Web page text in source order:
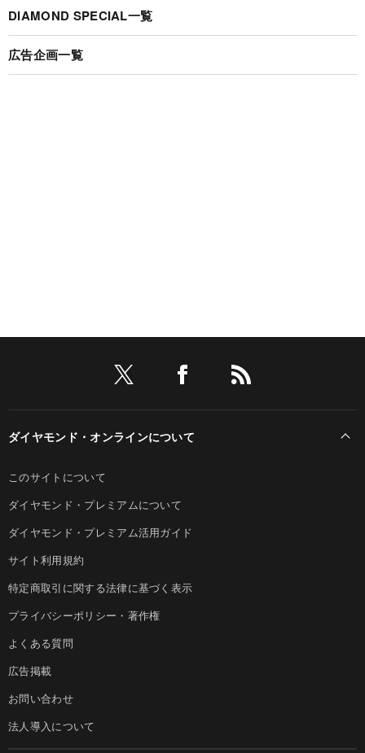
DIAMOND SPECIAL一覧
広告企画一覧
ダイヤモンド・オンラインについて
このサイトについて
ダイヤモンド・プレミアムについて
ダイヤモンド・プレミアム活用ガイド
サイト利用規約
特定商取引に関する法律に基づく表示
プライバシーポリシー・著作権
よくある質問
広告掲載
お問い合わせ
法人導入について